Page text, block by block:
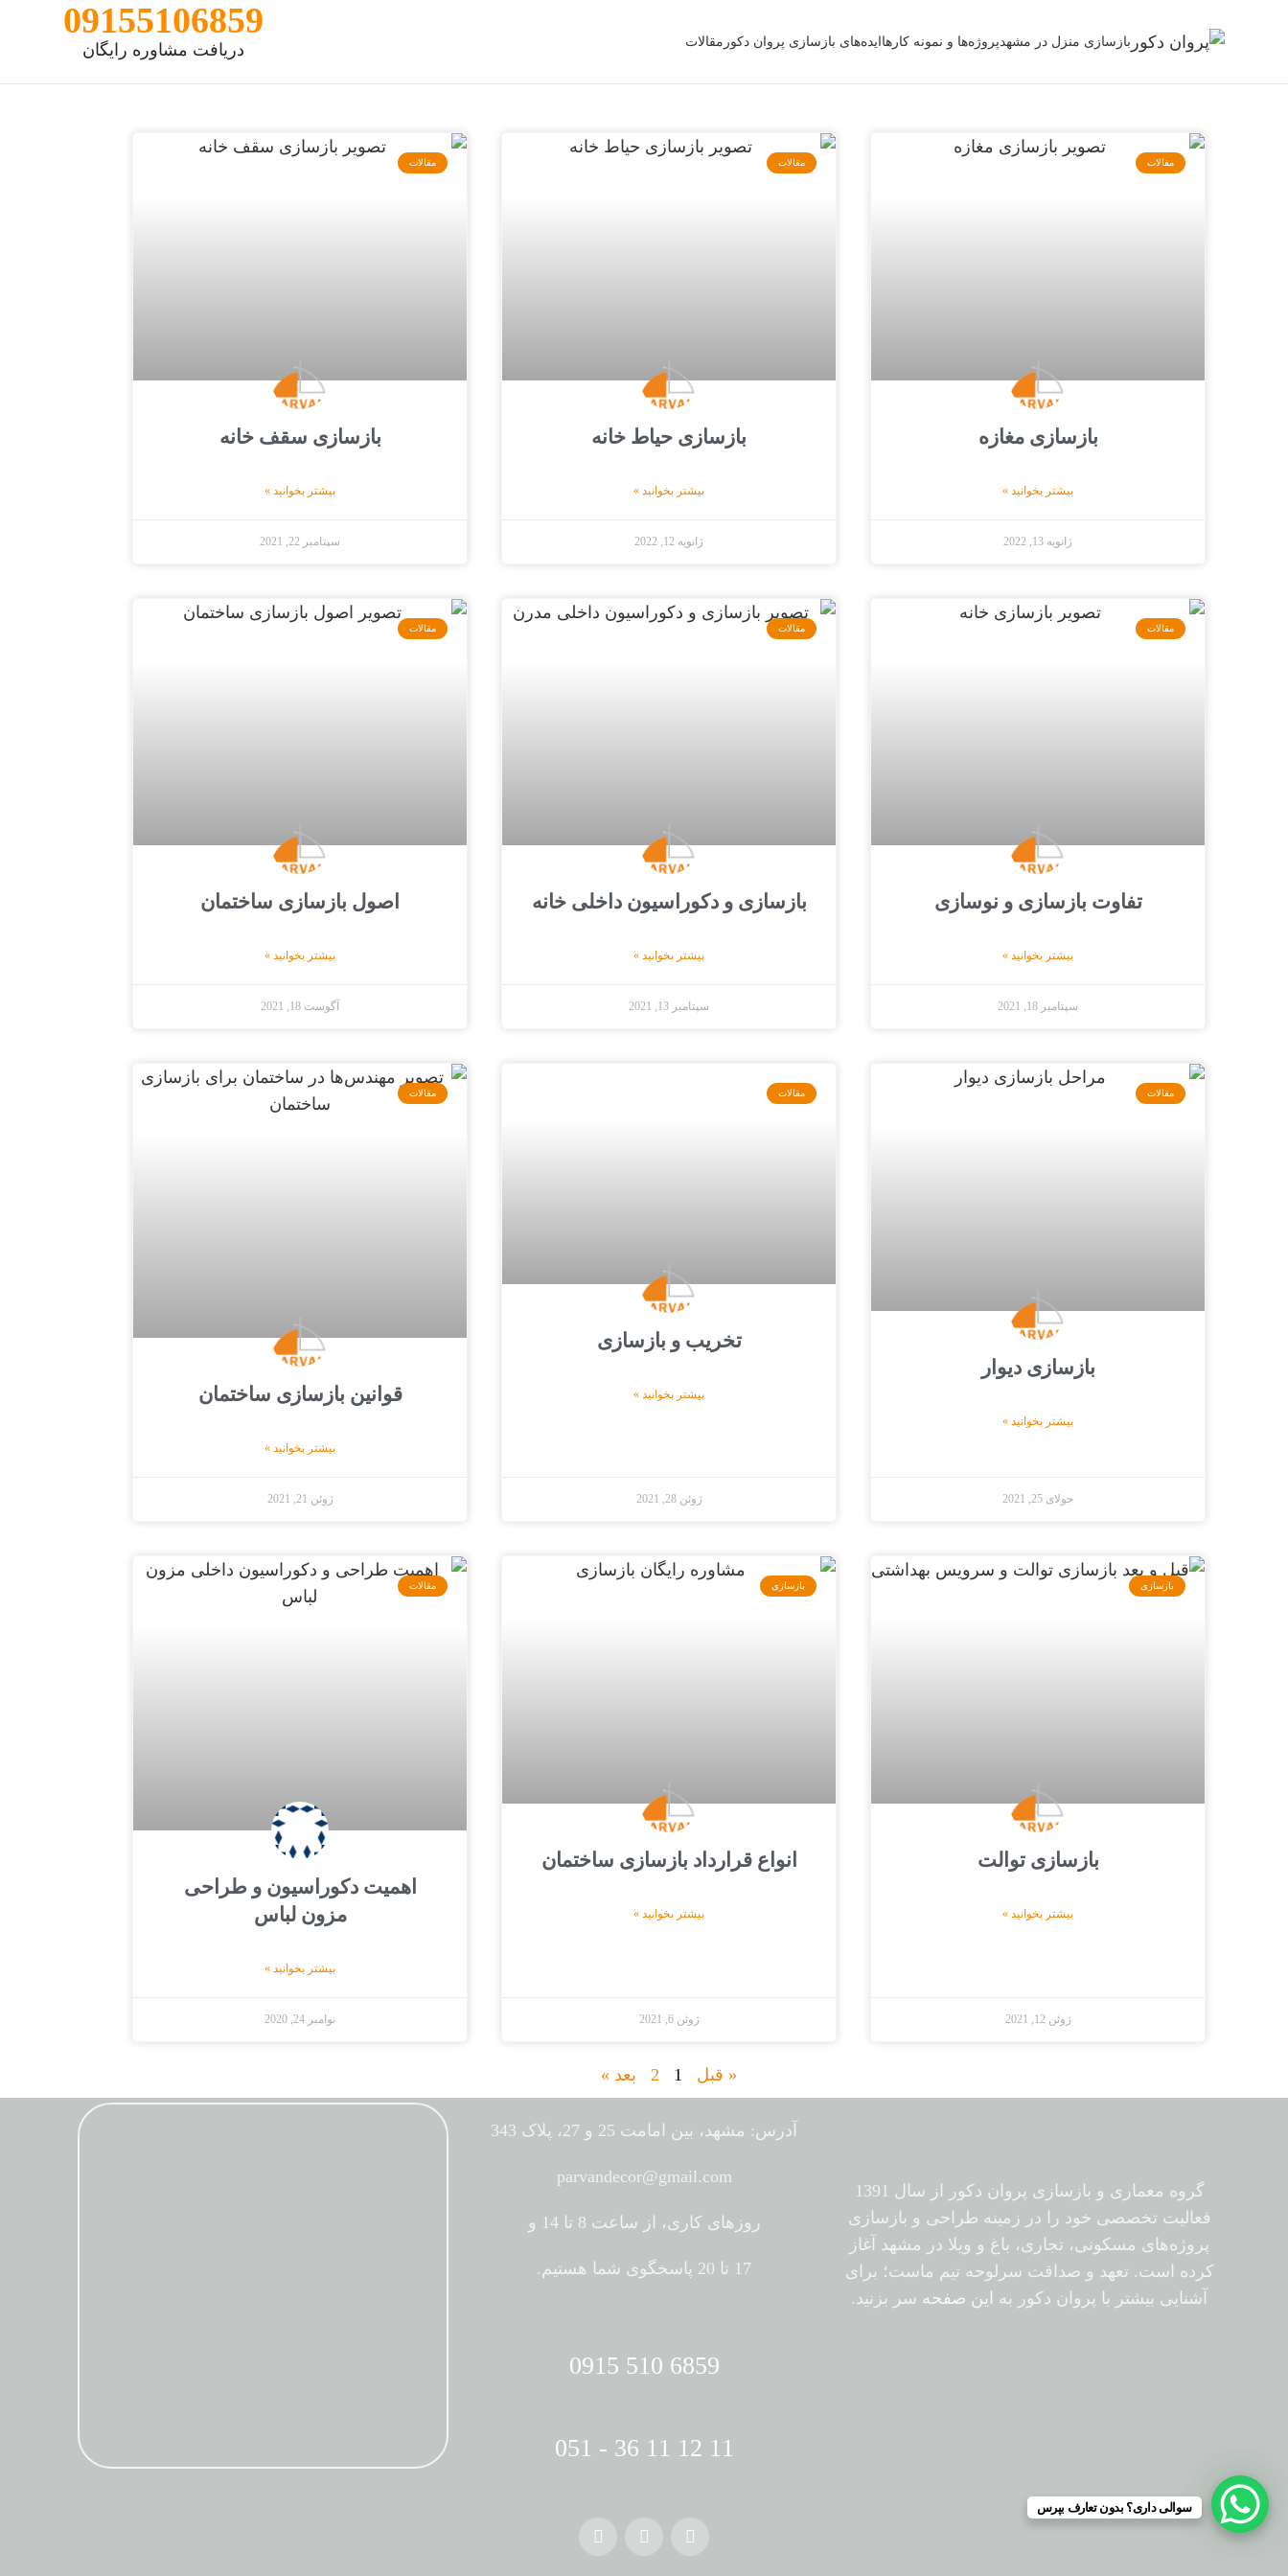
بازسازی منزل در مشهد پروژه‌ها و نمونه کارهاایده‌های بازسازی پروان دکور مقالات
09155106859
دریافت مشاوره رایگان
مقالات
بازسازی مغازه
بیشتر بخوانید »
ژانویه 13, 2022
مقالات
بازسازی حیاط خانه
بیشتر بخوانید »
ژانویه 12, 2022
مقالات
بازسازی سقف خانه
بیشتر بخوانید »
سپتامبر 22, 2021
مقالات
تفاوت بازسازی و نوسازی
بیشتر بخوانید »
سپتامبر 18, 2021
مقالات
بازسازی و دکوراسیون داخلی خانه
بیشتر بخوانید »
سپتامبر 13, 2021
مقالات
اصول بازسازی ساختمان
بیشتر بخوانید »
آگوست 18, 2021
مقالات
بازسازی دیوار
بیشتر بخوانید »
جولای 25, 2021
مقالات
تخریب و بازسازی
بیشتر بخوانید »
ژوئن 28, 2021
مقالات
قوانین بازسازی ساختمان
بیشتر بخوانید »
ژوئن 21, 2021
بازسازی
بازسازی توالت
بیشتر بخوانید »
ژوئن 12, 2021
بازسازی
انواع قرارداد بازسازی ساختمان
بیشتر بخوانید »
ژوئن 6, 2021
مقالات
اهمیت دکوراسیون و طراحی
مزون لباس
بیشتر بخوانید »
نوامبر 24, 2020
« قبل 1
2 بعد »
گروه معماری و بازسازی پروان دکور از سال 1391
فعالیت تخصصی خود را در زمینه طراحی و بازسازی
پروژه‌های مسکونی، تجاری، باغ و ویلا در مشهد آغاز
کرده است. تعهد و صداقت سرلوحه تیم ماست؛ برای
آشنایی بیشتر با پروان دکور به این صفحه سر بزنید.
آدرس: مشهد، بین امامت 25 و 27، پلاک 343
parvandecor@gmail.com
روزهای کاری، از ساعت 8 تا 14 و
17 تا 20 پاسخگوی شما هستیم.
6859 510 0915
11 12 11 36 - 051
سوالی داری؟ بدون تعارف بپرس